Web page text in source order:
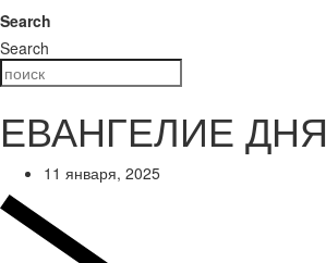
Search
Search
ЕВАНГЕЛИЕ ДНЯ
11 января, 2025